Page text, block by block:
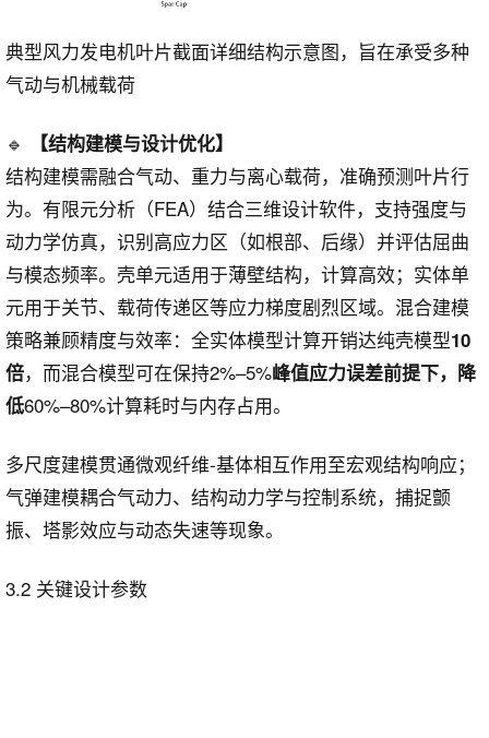
典型风力发电机叶片截面详细结构示意图，旨在承受多种
气动与机械载荷
🔹 【结构建模与设计优化】
结构建模需融合气动、重力与离心载荷，准确预测叶片行
为。有限元分析（FEA）结合三维设计软件，支持强度与
动力学仿真，识别高应力区（如根部、后缘）并评估屈曲
与模态频率。壳单元适用于薄壁结构，计算高效；实体单
元用于关节、载荷传递区等应力梯度剧烈区域。混合建模
策略兼顾精度与效率：全实体模型计算开销达纯壳模型10
倍，而混合模型可在保持2%–5%峰值应力误差前提下，降
低60%–80%计算耗时与内存占用。
多尺度建模贯通微观纤维-基体相互作用至宏观结构响应；
气弹建模耦合气动力、结构动力学与控制系统，捕捉颤
振、塔影效应与动态失速等现象。
3.2 关键设计参数